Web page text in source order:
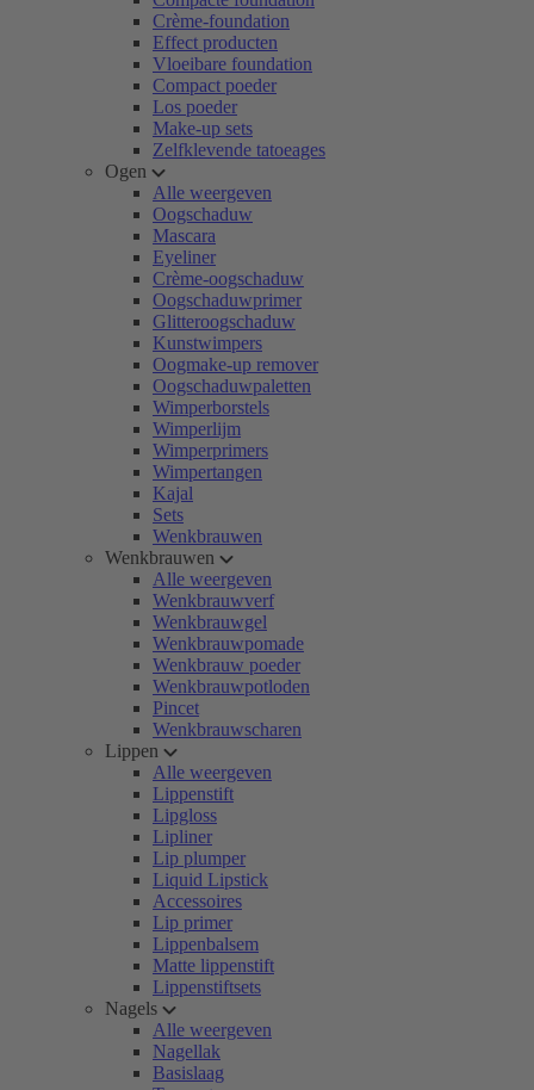
Crème-foundation
Effect producten
Vloeibare foundation
Compact poeder
Los poeder
Make-up sets
Zelfklevende tatoeages
Ogen
Alle weergeven
Oogschaduw
Mascara
Eyeliner
Crème-oogschaduw
Oogschaduwprimer
Glitteroogschaduw
Kunstwimpers
Oogmake-up remover
Oogschaduwpaletten
Wimperborstels
Wimperlijm
Wimperprimers
Wimpertangen
Kajal
Sets
Wenkbrauwen
Wenkbrauwen
Alle weergeven
Wenkbrauwverf
Wenkbrauwgel
Wenkbrauwpomade
Wenkbrauw poeder
Wenkbrauwpotloden
Pincet
Wenkbrauwscharen
Lippen
Alle weergeven
Lippenstift
Lipgloss
Lipliner
Lip plumper
Liquid Lipstick
Accessoires
Lip primer
Lippenbalsem
Matte lippenstift
Lippenstiftsets
Nagels
Alle weergeven
Nagellak
Basislaag